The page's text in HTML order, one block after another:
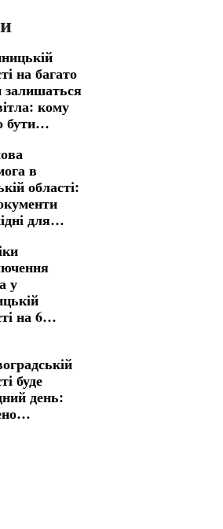
на багато
залишаться
кому
бути
на 7
в
області:
для
у
на 6
де
буде
день: